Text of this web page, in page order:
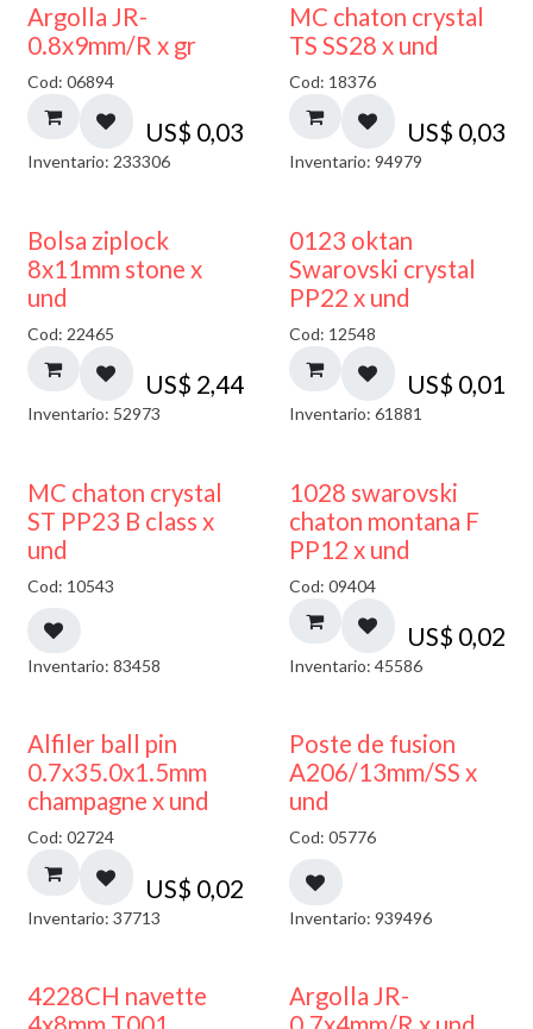
Argolla JR-
0.8x9mm/R x gr
Cod: 06894
US$ 0,03
Inventario: 233306
MC chaton crystal
TS SS28 x und
Cod: 18376
US$ 0,03
Inventario: 94979
¡NUEVO!
Bolsa ziplock
8x11mm stone x
und
Cod: 22465
US$ 2,44
Inventario: 52973
0123 oktan
Swarovski crystal
PP22 x und
Cod: 12548
US$ 0,01
Inventario: 61881
MC chaton crystal
ST PP23 B class x
und
Cod: 10543
Inventario: 83458
1028 swarovski
chaton montana F
PP12 x und
Cod: 09404
US$ 0,02
Inventario: 45586
Alfiler ball pin
0.7x35.0x1.5mm
champagne x und
Cod: 02724
US$ 0,02
Inventario: 37713
Poste de fusion
A206/13mm/SS x
und
Cod: 05776
Inventario: 939496
4228CH navette
Argolla JR-